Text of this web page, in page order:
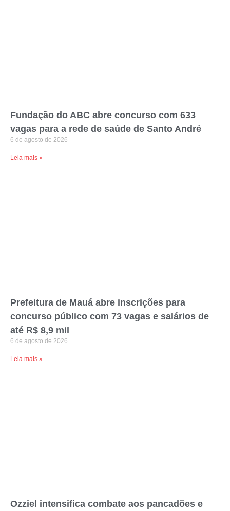
Fundação do ABC abre concurso com 633
vagas para a rede de saúde de Santo André
6 de agosto de 2026
Leia mais »
Prefeitura de Mauá abre inscrições para
concurso público com 73 vagas e salários de
até R$ 8,9 mil
6 de agosto de 2026
Leia mais »
Ozziel intensifica combate aos pancadões e